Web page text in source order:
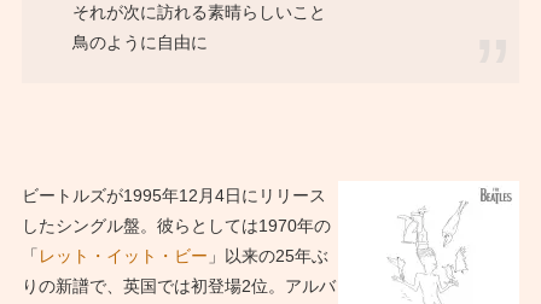
それが次に訪れる素晴らしいこと
鳥のように自由に
ビートルズが1995年12月4日にリリース
したシングル盤。彼らとしては1970年の
「 レット・イット・ビー 」以来の25年ぶ
りの新譜で、英国では初登場2位。アルバ